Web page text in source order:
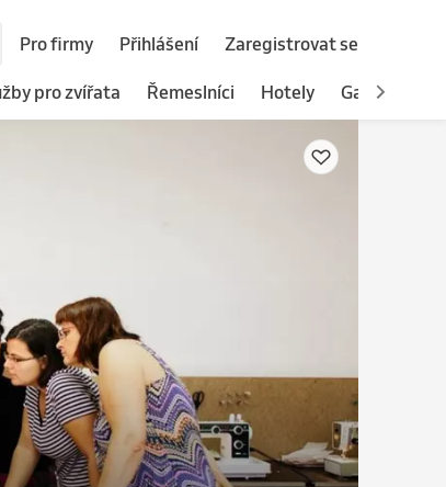
Pro firmy Přihlášení Zaregistrovat se
pro zvířata Řemeslníci Hotely Gastronomie